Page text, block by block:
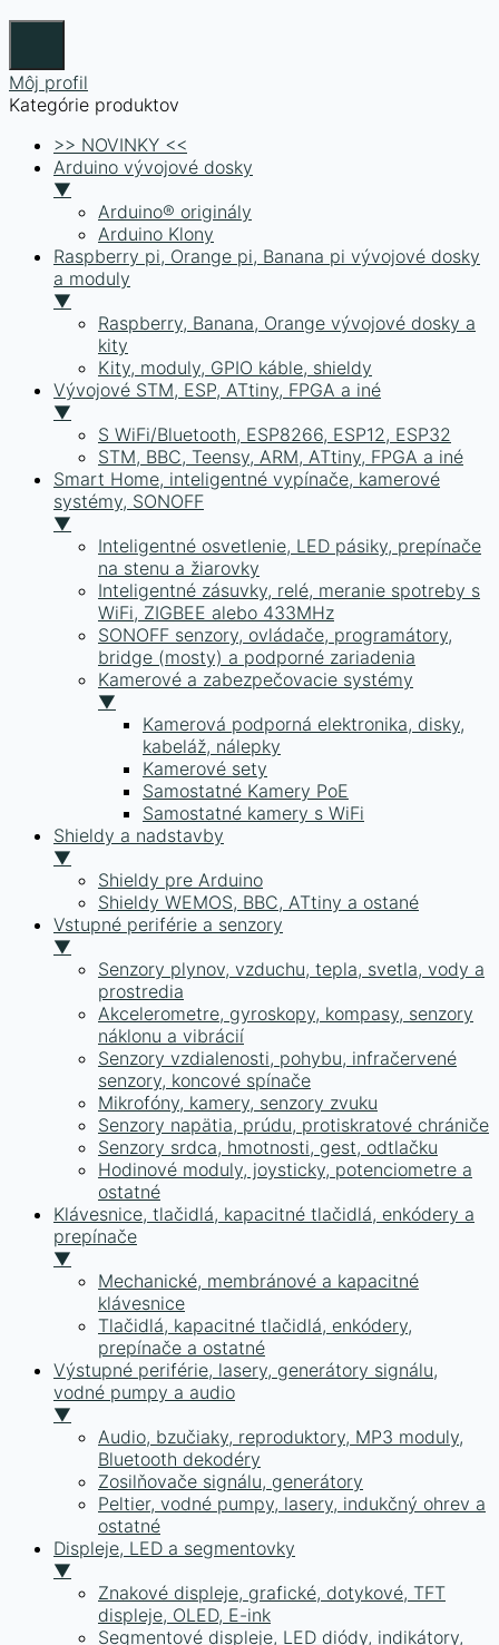
Môj profil
Kategórie produktov
>> NOVINKY <<
Arduino vývojové dosky
▼
Arduino® originály
Arduino Klony
Raspberry pi, Orange pi, Banana pi vývojové dosky
a moduly
▼
Raspberry, Banana, Orange vývojové dosky a
kity
Kity, moduly, GPIO káble, shieldy
Vývojové STM, ESP, ATtiny, FPGA a iné
▼
S WiFi/Bluetooth, ESP8266, ESP12, ESP32
STM, BBC, Teensy, ARM, ATtiny, FPGA a iné
Smart Home, inteligentné vypínače, kamerové
systémy, SONOFF
▼
Inteligentné osvetlenie, LED pásiky, prepínače
na stenu a žiarovky
Inteligentné zásuvky, relé, meranie spotreby s
WiFi, ZIGBEE alebo 433MHz
SONOFF senzory, ovládače, programátory,
bridge (mosty) a podporné zariadenia
Kamerové a zabezpečovacie systémy
▼
Kamerová podporná elektronika, disky,
kabeláž, nálepky
Kamerové sety
Samostatné Kamery PoE
Samostatné kamery s WiFi
Shieldy a nadstavby
▼
Shieldy pre Arduino
Shieldy WEMOS, BBC, ATtiny a ostané
Vstupné periférie a senzory
▼
Senzory plynov, vzduchu, tepla, svetla, vody a
prostredia
Akcelerometre, gyroskopy, kompasy, senzory
náklonu a vibrácií
Senzory vzdialenosti, pohybu, infračervené
senzory, koncové spínače
Mikrofóny, kamery, senzory zvuku
Senzory napätia, prúdu, protiskratové chrániče
Senzory srdca, hmotnosti, gest, odtlačku
Hodinové moduly, joysticky, potenciometre a
ostatné
Klávesnice, tlačidlá, kapacitné tlačidlá, enkódery a
prepínače
▼
Mechanické, membránové a kapacitné
klávesnice
Tlačidlá, kapacitné tlačidlá, enkódery,
prepínače a ostatné
Výstupné periférie, lasery, generátory signálu,
vodné pumpy a audio
▼
Audio, bzučiaky, reproduktory, MP3 moduly,
Bluetooth dekodéry
Zosilňovače signálu, generátory
Peltier, vodné pumpy, lasery, indukčný ohrev a
ostatné
Displeje, LED a segmentovky
▼
Znakové displeje, grafické, dotykové, TFT
displeje, OLED, E-ink
Segmentové displeje, LED diódy, indikátory,